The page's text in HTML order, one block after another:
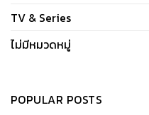
TV & Series
ไม่มีหมวดหมู่
POPULAR POSTS